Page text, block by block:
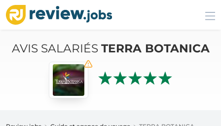
AVIS SALARIÉS TERRA BOTANICA